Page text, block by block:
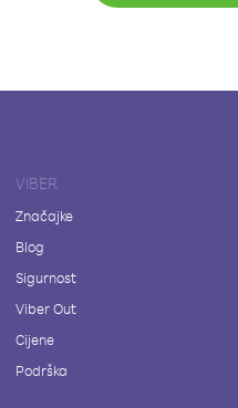
VIBER
Značajke
Blog
Sigurnost
Viber Out
Cijene
Podrška